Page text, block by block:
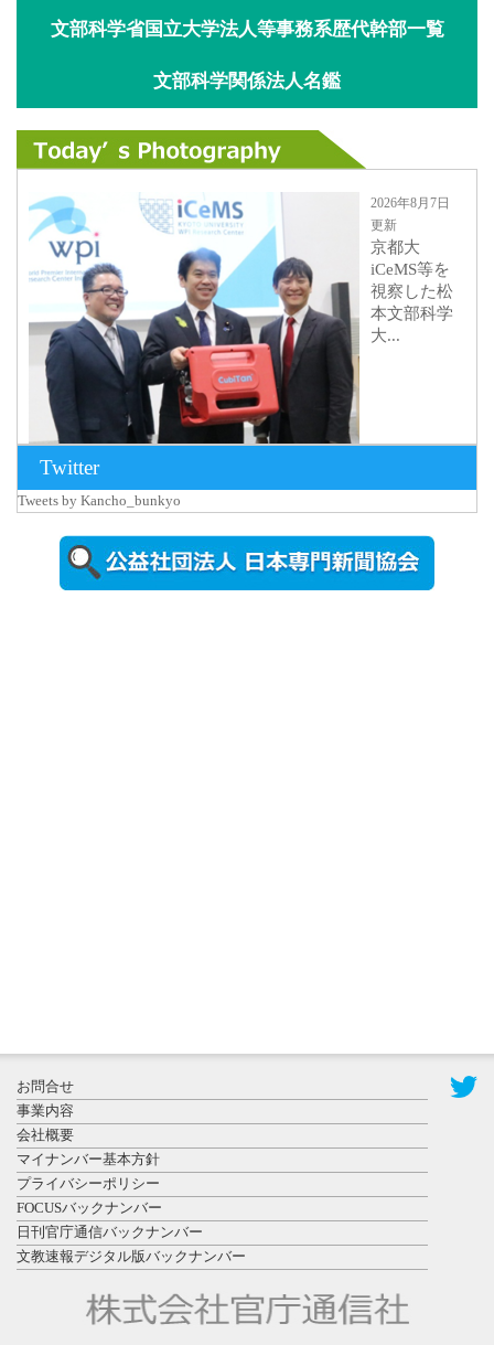
文部科学省国立大学法人等事務系歴代幹部一覧
文部科学関係法人名鑑
2026年8月7日
更新
京都大
iCeMS等を
視察した松
本文部科学
大...
2026年8月5日
更新
農工大で大
登録有形文
化財となっ
た東北大植
物園八...
Twitter
Tweets by Kancho_bunkyo
お問合せ
事業内容
会社概要
マイナンバー基本方針
プライバシーポリシー
FOCUSバックナンバー
日刊官庁通信バックナンバー
文教速報デジタル版バックナンバー